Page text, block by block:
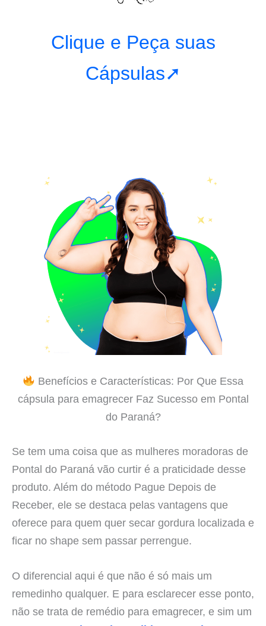
Clique e Peça suas
Cápsulas➚
Benefícios e Características: Por Que Essa
cápsula para emagrecer Faz Sucesso em Pontal
do Paraná?
Se tem uma coisa que as mulheres moradoras de
Pontal do Paraná vão curtir é a praticidade desse
produto. Além do método Pague Depois de
Receber, ele se destaca pelas vantagens que
oferece para quem quer secar gordura localizada e
ficar no shape sem passar perrengue.
O diferencial aqui é que não é só mais um
remedinho qualquer. E para esclarecer esse ponto,
não se trata de remédio para emagrecer, e sim um